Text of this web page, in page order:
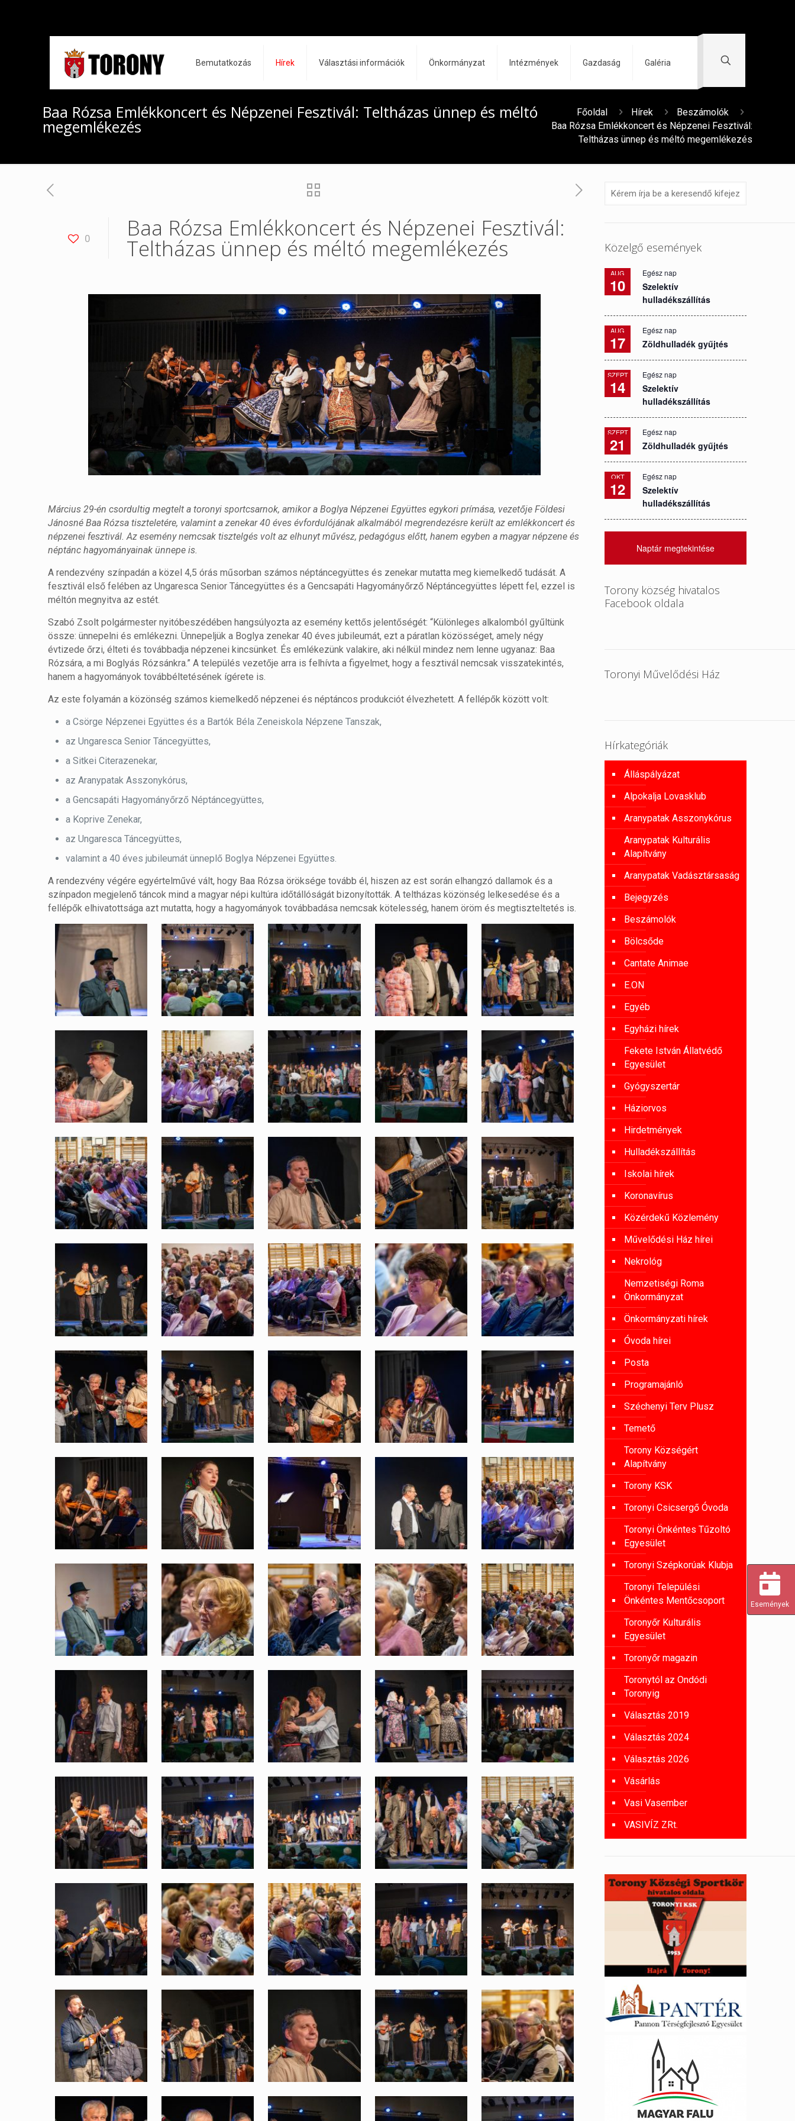
Bemutatkozás Hírek Választási információk Önkormányzat Intézmények Gazdaság Galéria
Baa Rózsa Emlékkoncert és Népzenei Fesztivál: Teltházas ünnep és méltó
megemlékezés
Főoldal Hírek
Beszámolók
Baa Rózsa Emlékkoncert és Népzenei Fesztivál:
Teltházas ünnep és méltó megemlékezés
0 Baa Rózsa Emlékkoncert és Népzenei Fesztivál:
Teltházas ünnep és méltó megemlékezés
Március 29-én csordultig megtelt a toronyi sportcsarnok, amikor a Boglya Népzenei Együttes egykori prímása, vezetője Földesi
Jánosné Baa Rózsa tiszteletére, valamint a zenekar 40 éves évfordulójának alkalmából megrendezésre került az emlékkoncert és
népzenei fesztivál. Az esemény nemcsak tisztelgés volt az elhunyt művész, pedagógus előtt, hanem egyben a magyar népzene és
néptánc hagyományainak ünnepe is.
A rendezvény színpadán a közel 4,5 órás műsorban számos néptáncegyüttes és zenekar mutatta meg kiemelkedő tudását. A
fesztivál első felében az Ungaresca Senior Táncegyüttes és a Gencsapáti Hagyományőrző Néptáncegyüttes lépett fel, ezzel is
méltón megnyitva az estét.
Szabó Zsolt polgármester nyitóbeszédében hangsúlyozta az esemény kettős jelentőségét: “Különleges alkalomból gyűltünk
össze: ünnepelni és emlékezni. Ünnepeljük a Boglya zenekar 40 éves jubileumát, ezt a páratlan közösséget, amely négy
évtizede őrzi, élteti és továbbadja népzenei kincsünket. És emlékezünk valakire, aki nélkül mindez nem lenne ugyanaz: Baa
Rózsára, a mi Boglyás Rózsánkra.” A település vezetője arra is felhívta a figyelmet, hogy a fesztivál nemcsak visszatekintés,
hanem a hagyományok továbbéltetésének ígérete is.
Az este folyamán a közönség számos kiemelkedő népzenei és néptáncos produkciót élvezhetett. A fellépők között volt:
a Csörge Népzenei Együttes és a Bartók Béla Zeneiskola Népzene Tanszak,
az Ungaresca Senior Táncegyüttes,
a Sitkei Citerazenekar,
az Aranypatak Asszonykórus,
a Gencsapáti Hagyományőrző Néptáncegyüttes,
a Koprive Zenekar,
az Ungaresca Táncegyüttes,
valamint a 40 éves jubileumát ünneplő Boglya Népzenei Együttes.
A rendezvény végére egyértelművé vált, hogy Baa Rózsa öröksége tovább él, hiszen az est során elhangzó dallamok és a
színpadon megjelenő táncok mind a magyar népi kultúra időtállóságát bizonyították. A teltházas közönség lelkesedése és a
fellépők elhivatottsága azt mutatta, hogy a hagyományok továbbadása nemcsak kötelesség, hanem öröm és megtiszteltetés is.
Közelgő események
AUG
10
Egész nap
Szelektív
hulladékszállítás
AUG
17
Egész nap
Zöldhulladék gyűjtés
SZEPT
14
Egész nap
Szelektív
hulladékszállítás
SZEPT
21
Egész nap
Zöldhulladék gyűjtés
OKT
12
Egész nap
Szelektív
hulladékszállítás
Naptár megtekintése
Torony község hivatalos
Facebook oldala
Toronyi Művelődési Ház
Hírkategóriák
Álláspályázat
Alpokalja Lovasklub
Aranypatak Asszonykórus
Aranypatak Kulturális
Alapítvány
Aranypatak Vadásztársaság
Bejegyzés
Beszámolók
Bölcsőde
Cantate Animae
E.ON
Egyéb
Egyházi hírek
Fekete István Állatvédő
Egyesület
Gyógyszertár
Háziorvos
Hirdetmények
Hulladékszállítás
Iskolai hírek
Koronavírus
Közérdekű Közlemény
Művelődési Ház hírei
Nekrológ
Nemzetiségi Roma
Önkormányzat
Önkormányzati hírek
Óvoda hírei
Posta
Programajánló
Széchenyi Terv Plusz
Temető
Torony Községért
Alapítvány
Torony KSK
Toronyi Csicsergő Óvoda
Toronyi Önkéntes Tűzoltó
Egyesület
Toronyi Szépkorúak Klubja
Toronyi Települési
Önkéntes Mentőcsoport
Toronyőr Kulturális
Egyesület
Toronyőr magazin
Toronytól az Ondódi
Toronyig
Választás 2019
Választás 2024
Választás 2026
Vásárlás
Vasi Vasember
VASIVÍZ ZRt.
Események